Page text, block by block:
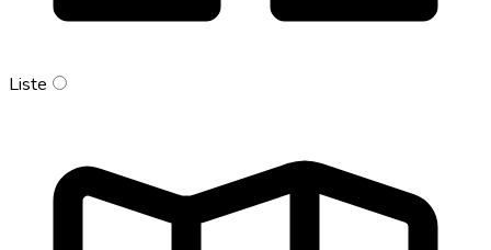
Liste